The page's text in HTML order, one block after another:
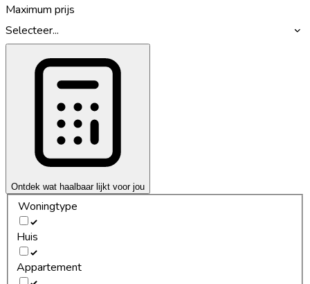
Maximum prijs
Selecteer...
Ontdek wat haalbaar lijkt voor jou
Woningtype
Huis
Appartement